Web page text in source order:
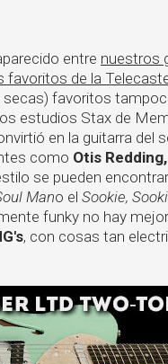
entre nuestros
favoritos de la
favoritos
estudios Stax de
en la guitarra del
como Otis
se pueden
Mano el Sookie,
funky no hay
, con cosas tan